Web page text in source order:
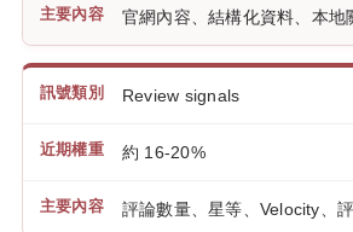
官網內容、結構化資料、本地
Review signals
約 16-20%
評論數量、星等、Velocity、